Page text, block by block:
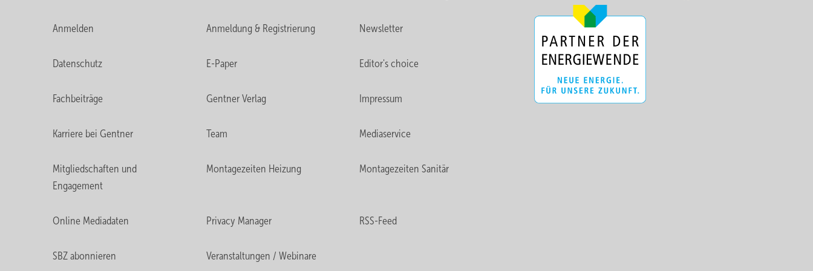
Anmelden Anmeldung & Registrierung Newsletter
Datenschutz E-Paper Editor's choice
Fachbeiträge Gentner Verlag Impressum
Karriere bei Gentner Team Mediaservice
Mitgliedschaften und
Engagement
Montagezeiten Heizung Montagezeiten Sanitär
Online Mediadaten Privacy Manager RSS-Feed
SBZ abonnieren Veranstaltungen / Webinare